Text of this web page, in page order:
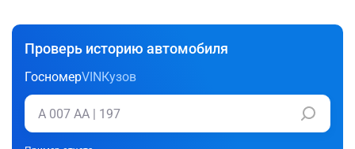
Проверь историю автомобиля
ГосномерVIN Кузов